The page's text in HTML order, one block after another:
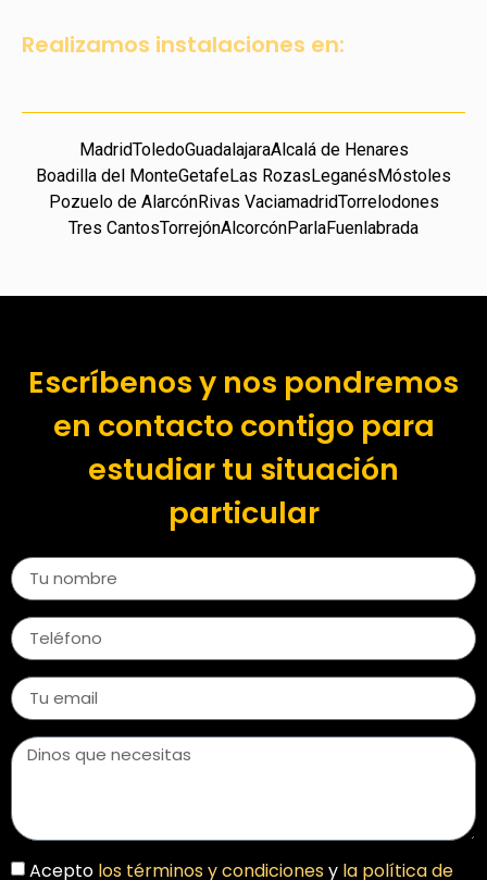
Realizamos instalaciones en:
MadridToledoGuadalajaraAlcalá de Henares
Boadilla del MonteGetafeLas RozasLeganésMóstoles
Pozuelo de AlarcónRivas VaciamadridTorrelodones
Tres CantosTorrejónAlcorcónParlaFuenlabrada
Escríbenos y nos pondremos
en contacto contigo para
estudiar tu situación
particular
Acepto los términos y condicionesy la política de